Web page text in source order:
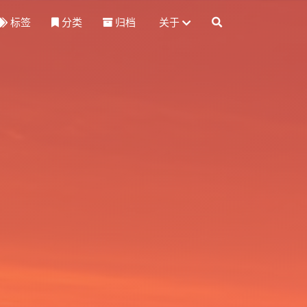
标签 分类 归档 关于